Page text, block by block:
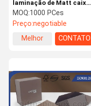
laminação de Matt caixa
de presente dobrável
preta para o vinho ou o
cosmético
MOQ:1000 PCes
Preço:negotiable
Melhor
CONTATO